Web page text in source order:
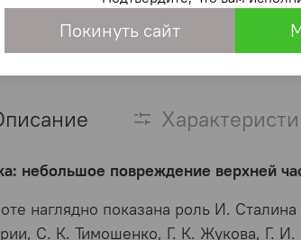
небольшое повреждение верхней
наглядно показана роль И.
С. К. Тимошенко, Г. К. Жукова, Г.
Покинуть сайт